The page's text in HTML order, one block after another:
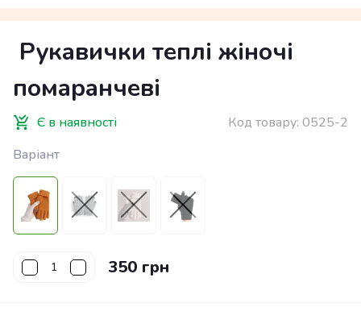
Рукавички теплі жіночі
помаранчеві
Є в наявності Код товару: 0525-2
Варіант
350 грн